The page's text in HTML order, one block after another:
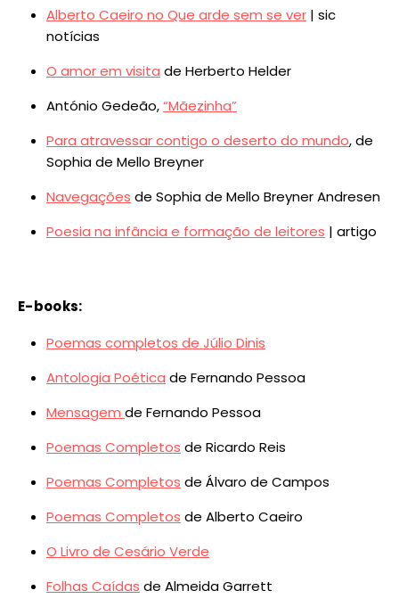
Alberto Caeiro no Que arde sem se ver | sic
notícias
O amor em visita de Herberto Helder
António Gedeão,“Mãezinha”
Para atravessar contigo o deserto do mundo, de
Sophia de Mello Breyner
Navegações de Sophia de Mello Breyner Andresen
Poesia na infância e formação de leitores | artigo
E-books:
Poemas completos de Júlio Dinis
Antologia Poética de Fernando Pessoa
Mensagem de Fernando Pessoa
Poemas Completos de Ricardo Reis
Poemas Completos de Álvaro de Campos
Poemas Completos de Alberto Caeiro
O Livro de Cesário Verde
Folhas Caídas de Almeida Garrett